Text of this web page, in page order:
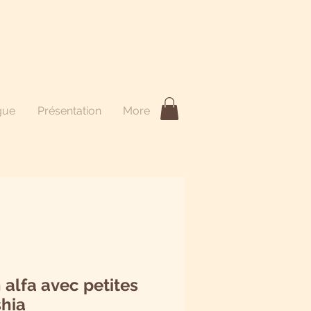
Présentation More
alfa avec petites